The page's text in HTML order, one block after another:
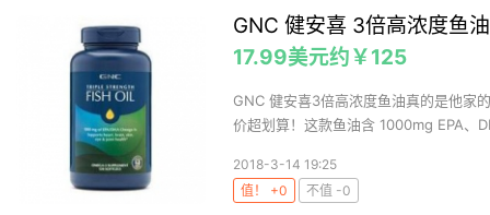
GNC 健安喜 3倍高浓度鱼
17.99美元约￥125
GNC 健安喜3倍高浓度鱼油真的是他家
价超划算！这款鱼油含 1000mg EPA、
2018-3-14 19:25
值！ +0
不值 -0